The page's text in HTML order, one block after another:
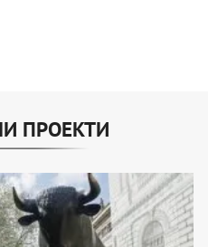
ПРОЕКТИ